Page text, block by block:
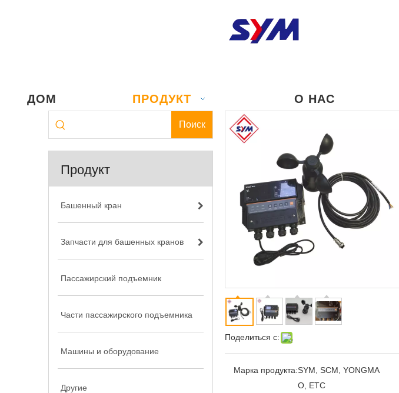
ДОМ ПРОДУКТ О НАС
Поиск
Продукт
Башенный кран
Запчасти для башенных кранов
Пассажирский подъемник
Части пассажирского подъемника
Машины и оборудование
Другие
Поделиться с:
Марка продукта:SYM, SCM, YONGMA
O, ETC